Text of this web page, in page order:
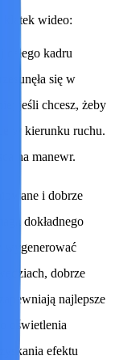
klatek wideo:
całego kadru
się w
jeśli chcesz, żeby
w kierunku ruchu.
na manewr.
i dobrze
dokładnego
wygenerować
dobrze
najlepsze
oświetlenia
efektu